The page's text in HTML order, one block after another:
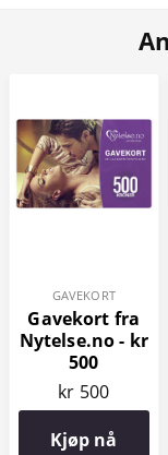
GAVEKORT
Gavekort fra
Nytelse.no - kr
500
kr 500
Kjøp nå